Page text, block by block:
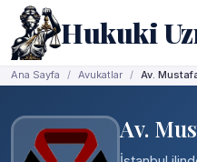
Hukuki
Ana Sayfa Avukatlar Av.
Av.